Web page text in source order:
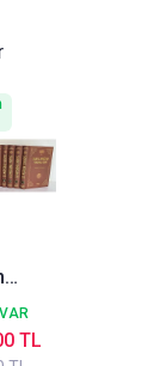
ve
Cilt
TL